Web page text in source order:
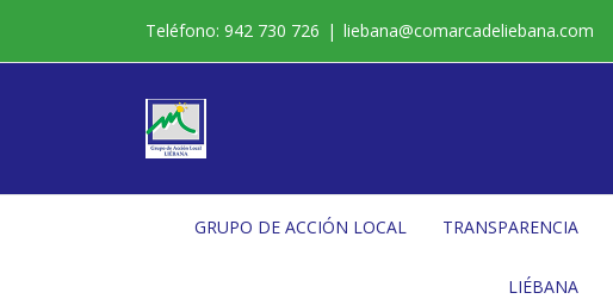
contenido
Teléfono: 942 730 726 | liebana@comarcadeliebana.com
GRUPO DE ACCIÓN LOCAL TRANSPARENCIA
LIÉBANA